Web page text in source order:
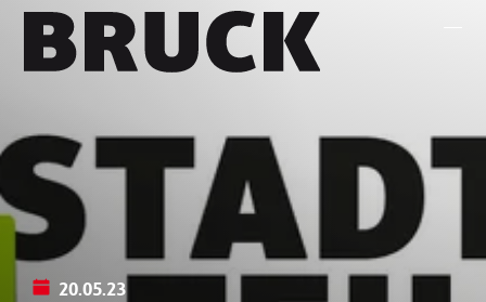
+43 (0) 512 / 56 15 00
office@innsbruckmarketing.at
Mo. – Fr.: 9:00 – 17:00 Uhr
20.05.23